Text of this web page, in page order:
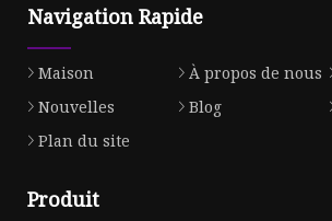
Navigation Rapide
Maison À propos de nous
Nouvelles
Blog
Plan du site
Produit